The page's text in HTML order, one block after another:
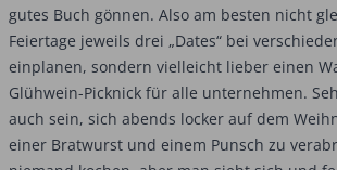
gutes Buch gönnen. Also am besten nicht
Feiertage jeweils drei „Dates“ bei
einplanen, sondern vielleicht lieber einen
Glühwein-Picknick für alle unternehmen.
auch sein, sich abends locker auf dem
einer Bratwurst und einem Punsch zu